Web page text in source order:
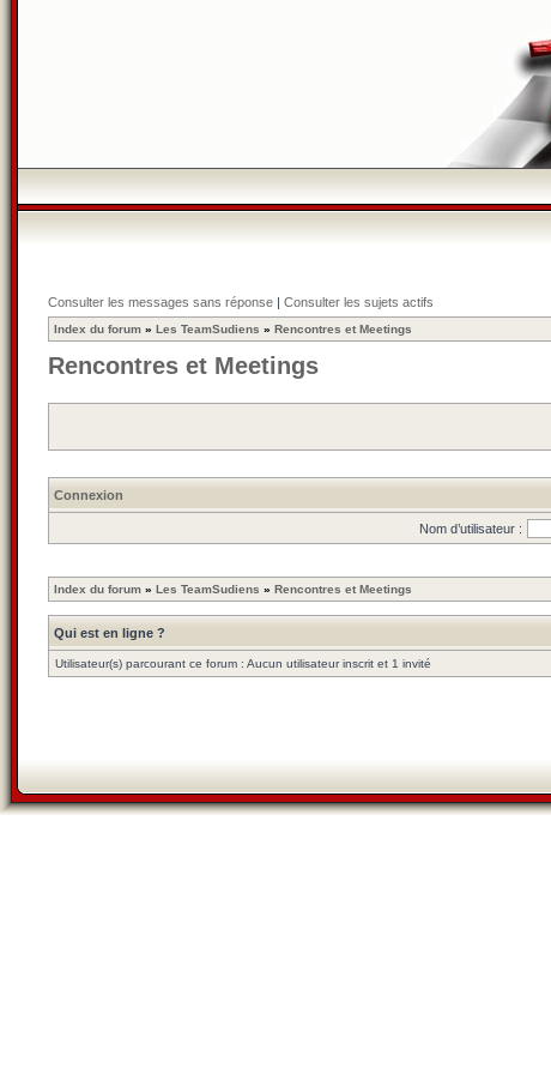
Consulter les messages sans réponse | Consulter les sujets actifs
Index du forum » Les TeamSudiens » Rencontres et Meetings
Rencontres et Meetings
Connexion
Nom d’utilisateur :
Index du forum » Les TeamSudiens » Rencontres et Meetings
Qui est en ligne ?
Utilisateur(s) parcourant ce forum : Aucun utilisateur inscrit et 1 invité